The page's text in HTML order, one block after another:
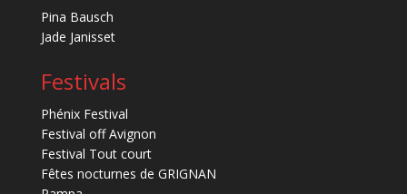
Pina Bausch
Jade Janisset
Festivals
Phénix Festival
Festival off Avignon
Festival Tout court
Fêtes nocturnes de GRIGNAN